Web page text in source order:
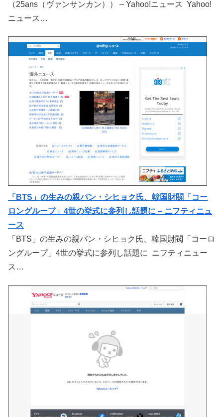
（25ans（ヴァンサンカン）） – Yahoo!ニュース Yahoo!
ニュース…
「BTS」の生みの親パン・シヒョク氏、韓国財閥「コー
ロングループ」4世の挙式に参列し話題に – ニフティニュ
ース
「BTS」の生みの親パン・シヒョク氏、韓国財閥「コーロ
ングループ」4世の挙式に参列し話題に ニフティニュー
ス…